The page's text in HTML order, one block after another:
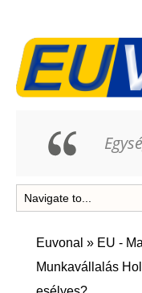
Euvonal » EU -
Munkavállalás